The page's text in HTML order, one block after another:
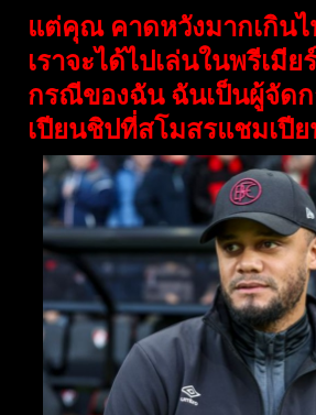
แต่คุณ คาดหวังมากเกิน
เราจะได้ไปเล่นในพรีเมี
กรณีของฉัน ฉันเป็นผู้จัด
เปียนชิปที่สโมสรแชมเปี